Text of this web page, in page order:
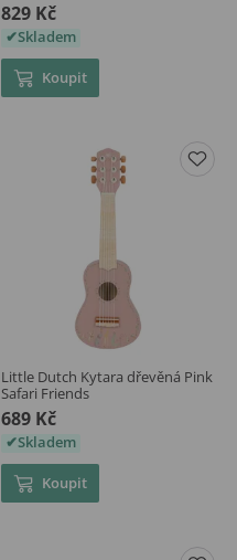
829 Kč
Skladem
Koupit
Little Dutch Kytara dřevěná Pink
Safari Friends
689 Kč
Skladem
Koupit